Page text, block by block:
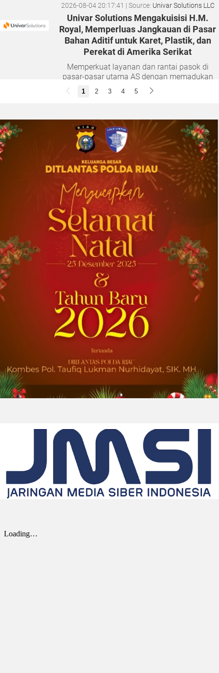
2026-08-04 20:17:41 | Source: Univar Solutions LLC
Univar Solutions Mengakuisisi H.M.
Royal, Memperluas Jangkauan di Pasar
Bahan Aditif untuk Karet, Plastik, dan
Perekat di Amerika Serikat
Memperkuat layanan dan rantai pasok di
pasar-pasar utama AS dengan memadukan
satu abad keahlian teknis dan hubungan
pelanggan yang dilandasi kepercayaan
2026-08-01 00:27:35 Univar Solutions LLC
Univar Solutions Mengapresiasi Mitra
Transportasi Terbaik di Ajang Carrier
Awards Tahunan
DOWNERS GROVE, Illinois, Aug. 01, 2026
(GLOBE NEWSWIRE) -- Univar Solutions LLC
(“Univar Solutions” atau “Perusahaan”),
penyedia solusi global terkemuka bagi
pengguna bahan baku dan bahan kimia...
2026-07-31 22:21:10| Source:
Lantronix dan Swarmer Berkolaborasi
Kustom untuk Sistem Pesawat Udara
Nirawak (UAS) Grup 1
IRVINE, California, Aug. 01, 2026 (GLOBE
NEWSWIRE) -- Lantronix Inc. (Nasdaq: LTRX),
penyedia global solusi Edge AI dan Industrial
1 2 3 4 5